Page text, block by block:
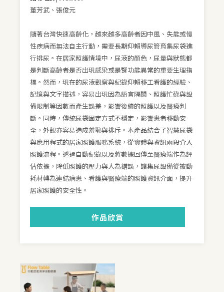
董芳武、張俊元
隨著台灣快速高齡化，越來越多高齡者因中風、失能或慢
性疾病而無法自主行動，需要長期仰賴導尿管育集尿袋進
行排尿。在居家照護情境中，尿液的顏色，尿量與狀態都
是判斷高齡者是否出現感染或是腎功能異常的重要生理指
標。然而，現在的尿液觀察與紀錄仰賴移工看護的經驗、
記憶與文字描述，容易出現因為語言隔閡、照護忙碌與設
備限制等因數而產生誤差，影響後續的照護以及醫療判
斷。同時，傳統尿袋固定方式不穩定，影響患者移動安
全，外觀亦容易造成羞恥與排斥。本產品結合了智慧尿袋
與應用程式的居家照護服務系統，從實體與資訊兩段介入
照護流程。透過自動紀錄以及將數據回傳至醫療端作為評
估依據，降低照護的壓力與人為錯誤，讓集尿設備從被動
耗材轉為連結病患、看護與醫療端的照護資訊介面，提升
居家照護的安全性。
作品欣賞